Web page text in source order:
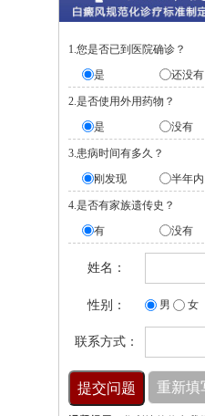
1.您是否已到医院确诊？
是
还没有
2.是否使用外用药物？
是
没有
3.患病时间有多久？
刚发现
半年内
4.是否有家族遗传史？
有
没有
姓名：
性别： 男 女
联系方式：